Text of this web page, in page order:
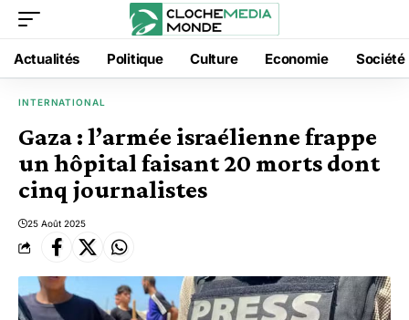
Actualités Politique Culture Economie Société
INTERNATIONAL
Gaza : l’armée israélienne frappe
un hôpital faisant 20 morts dont
cinq journalistes
25 Août 2025